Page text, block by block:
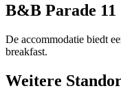
B&B Parade 11
De accommodatie biedt
breakfast.
Weitere